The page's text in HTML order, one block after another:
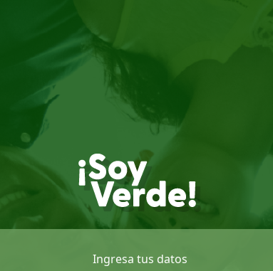
Ingresa tus datos